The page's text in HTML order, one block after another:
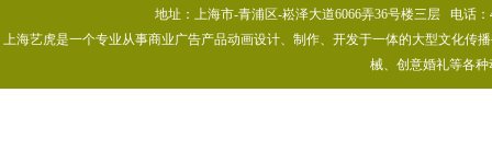
地址：上海市-青浦区-崧泽大道6066弄36号楼三层 电话
上海艺虎是一个专业从事商业广告产品动画设计、制作、开发于一体的大型文化传
械、创意婚礼等各